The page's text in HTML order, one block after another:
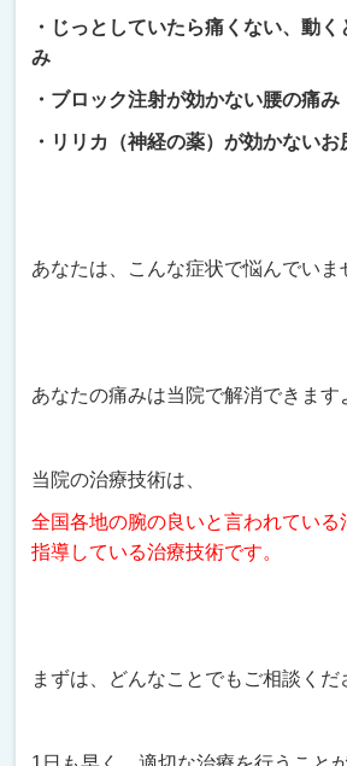
・じっとしていたら痛くない、動
み
・ブロック注射が効かない腰の痛み
・リリカ（神経の薬）が効かないお
あなたは、こんな症状で悩んでいま
あなたの痛みは当院で解消できます
当院の治療技術は、
全国各地の腕の良いと言われている
指導している治療技術です。
まずは、どんなことでもご相談くだ